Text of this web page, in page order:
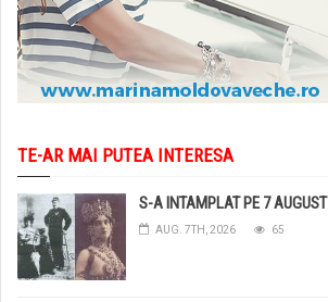
TE-AR MAI PUTEA INTERESA
S-A INTAMPLAT PE 7 AUGUST
AUG. 7TH, 2026 65